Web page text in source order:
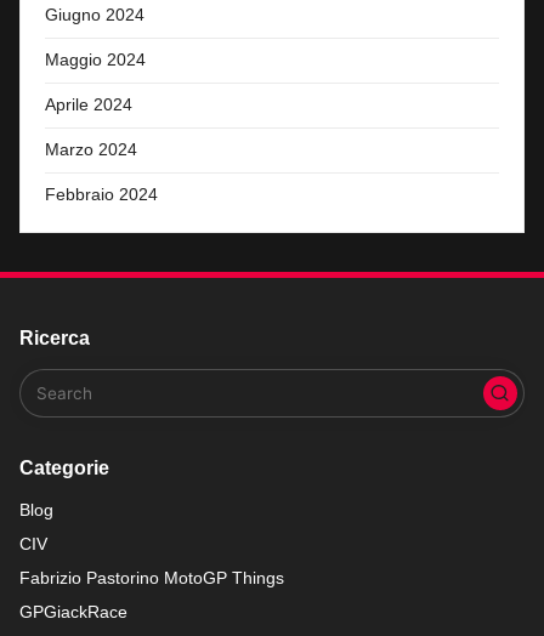
Giugno 2024
Maggio 2024
Aprile 2024
Marzo 2024
Febbraio 2024
Ricerca
Categorie
Blog
CIV
Fabrizio Pastorino MotoGP Things
GPGiackRace